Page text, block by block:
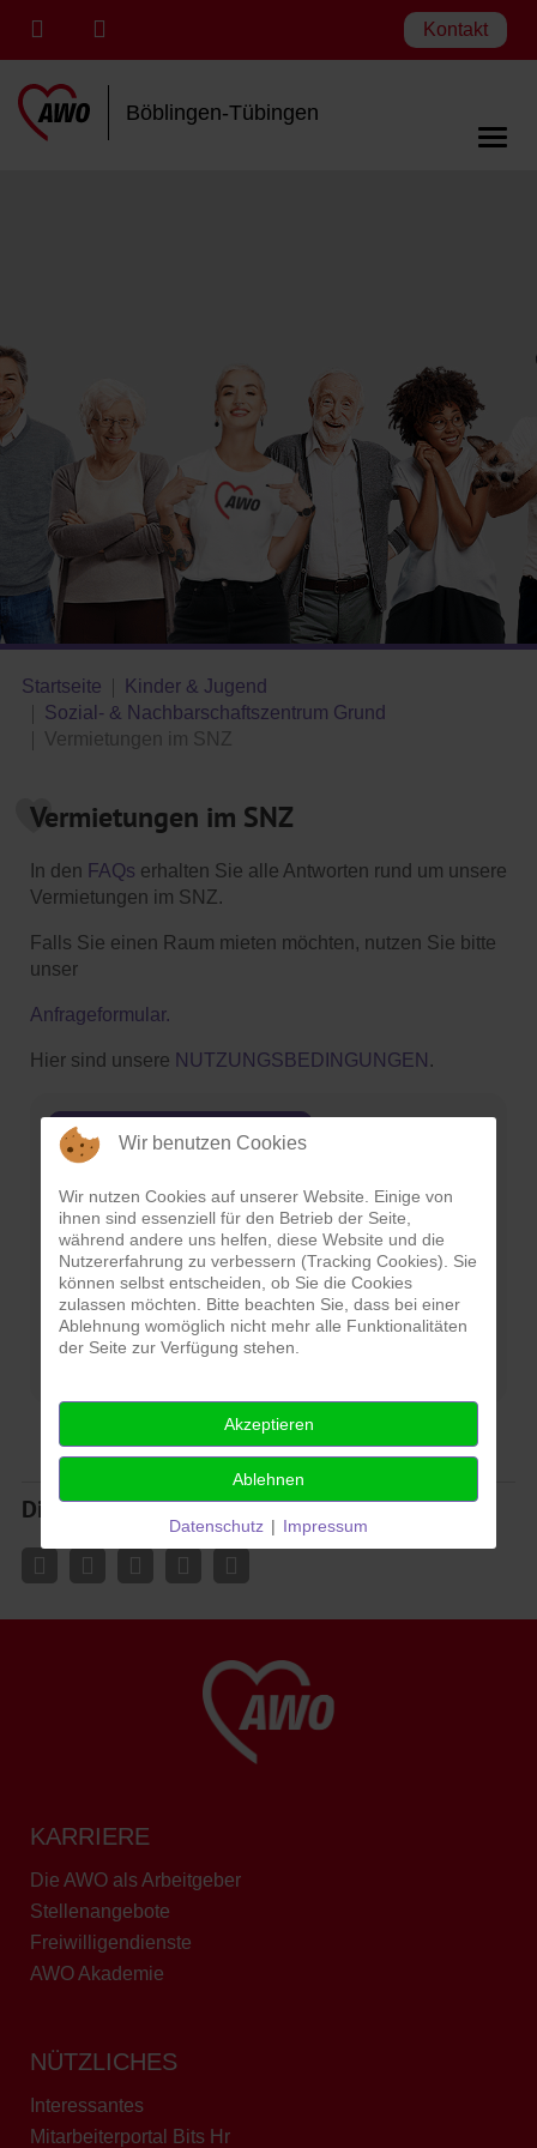
Kontakt
Böblingen-Tübingen
Startseite
Kinder & Jugend
Sozial- & Nachbarschaftszentrum Grund
Vermietungen im SNZ
Vermietungen im SNZ
In den FAQs erhalten Sie alle Antworten rund um unsere
Vermietungen im SNZ.
Falls Sie einen Raum mieten möchten, nutzen Sie bitte
unser
Anfrageformular.
Hier sind unsere NUTZUNGSBEDINGUNGEN .
Frauencafé International
Eltern-Kind-Spielkreis
Hausaufgabenbetreuung
Vermietungen
Praktikum im SNZ
Diese Seite teilen
KARRIERE
Die AWO als Arbeitgeber
Stellenangebote
Freiwilligendienste
AWO Akademie
NÜTZLICHES
Interessantes
Mitarbeiterportal Bits Hr
Wir benutzen Cookies
Wir nutzen Cookies auf unserer Website. Einige von
ihnen sind essenziell für den Betrieb der Seite,
während andere uns helfen, diese Website und die
Nutzererfahrung zu verbessern (Tracking Cookies). Sie
können selbst entscheiden, ob Sie die Cookies
zulassen möchten. Bitte beachten Sie, dass bei einer
Ablehnung womöglich nicht mehr alle Funktionalitäten
der Seite zur Verfügung stehen.
Akzeptieren
Ablehnen
Datenschutz | Impressum